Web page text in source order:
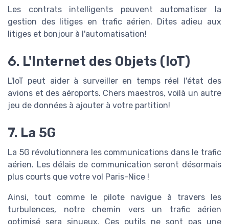
Les contrats intelligents peuvent automatiser la
gestion des litiges en trafic aérien. Dites adieu aux
litiges et bonjour à l'automatisation!
6. L'Internet des Objets (IoT)
L'IoT peut aider à surveiller en temps réel l'état des
avions et des aéroports. Chers maestros, voilà un autre
jeu de données à ajouter à votre partition!
7. La 5G
La 5G révolutionnera les communications dans le trafic
aérien. Les délais de communication seront désormais
plus courts que votre vol Paris-Nice !
Ainsi, tout comme le pilote navigue à travers les
turbulences, notre chemin vers un trafic aérien
optimisé sera sinueux. Ces outils ne sont pas une